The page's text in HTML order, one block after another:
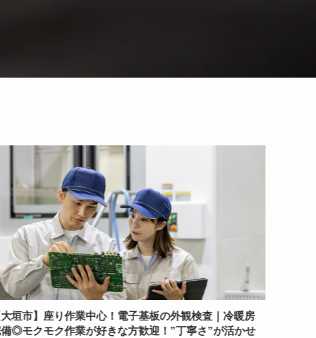
垣市】座り作業中心！電子基板の外観検査｜冷暖房
◎モクモク作業が好きな方歓迎！”丁寧さ”が活かせ